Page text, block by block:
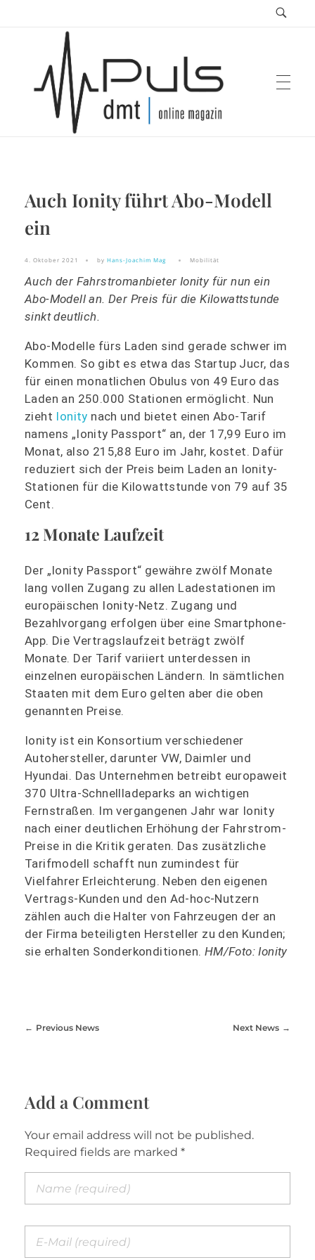
Puls Magazin
Zukunft der Mobilität
Auch Ionity führt Abo-Modell
ein
4. Oktober 2021 by Hans-Joachim Mag Mobilität
Auch der Fahrstromanbieter Ionity für nun ein
Abo-Modell an. Der Preis für die Kilowattstunde
sinkt deutlich.
Abo-Modelle fürs Laden sind gerade schwer im
Kommen. So gibt es etwa das Startup Jucr, das
für einen monatlichen Obulus von 49 Euro das
Laden an 250.000 Stationen ermöglicht. Nun
zieht Ionity nach und bietet einen Abo-Tarif
namens „Ionity Passport“ an, der 17,99 Euro im
Monat, also 215,88 Euro im Jahr, kostet. Dafür
reduziert sich der Preis beim Laden an Ionity-
Stationen für die Kilowattstunde von 79 auf 35
Cent.
12 Monate Laufzeit
Der „Ionity Passport“ gewähre zwölf Monate
lang vollen Zugang zu allen Ladestationen im
europäischen Ionity-Netz. Zugang und
Bezahlvorgang erfolgen über eine Smartphone-
App. Die Vertragslaufzeit beträgt zwölf
Monate. Der Tarif variiert unterdessen in
einzelnen europäischen Ländern. In sämtlichen
Staaten mit dem Euro gelten aber die oben
genannten Preise.
Ionity ist ein Konsortium verschiedener
Autohersteller, darunter VW, Daimler und
Hyundai. Das Unternehmen betreibt europaweit
370 Ultra-Schnellladeparks an wichtigen
Fernstraßen. Im vergangenen Jahr war Ionity
nach einer deutlichen Erhöhung der Fahrstrom-
Preise in die Kritik geraten. Das zusätzliche
Tarifmodell schafft nun zumindest für
Vielfahrer Erleichterung. Neben den eigenen
Vertrags-Kunden und den Ad-hoc-Nutzern
zählen auch die Halter von Fahrzeugen der an
der Firma beteiligten Hersteller zu den Kunden;
sie erhalten Sonderkonditionen. HM/Foto: Ionity
Previous News Next News
Add a Comment
Your email address will not be published.
Required fields are marked *